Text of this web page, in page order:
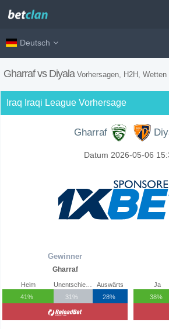
Deutsch
Gharraf vs Diyala Vorhersagen, H2H, Wetten Tipps
Iraq Iraqi League Vorhersage
Gharraf
Datum 2026-05-06
Gewinner
Gharraf
Heim
41%
31%
Auswärts
28%
Ja
38%